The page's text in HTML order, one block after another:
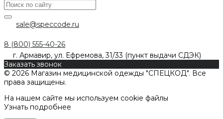
sale@speccode.ru
8 (800) 555-40-26
г. Армавир, ул. Ефремова, 31/33 (пункт выдачи СДЭК)
Заказать звонок
© 2026 Магазин медицинской одежды "СПЕЦКОД". Все
права защищены.
На нашем сайте мы используем cookie файлы
Узнать подробнее